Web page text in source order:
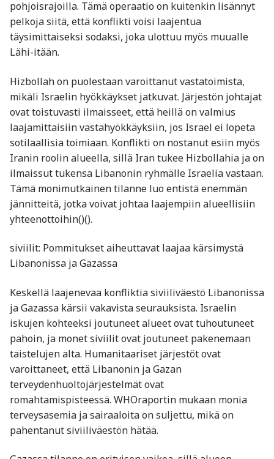
pohjoisrajoilla. Tämä operaatio on kuitenkin lisännyt
pelkoja siitä, että konflikti voisi laajentua
täysimittaiseksi sodaksi, joka ulottuu myös muualle
Lähi-itään.
Hizbollah on puolestaan varoittanut vastatoimista,
mikäli Israelin hyökkäykset jatkuvat. Järjestön johtajat
ovat toistuvasti ilmaisseet, että heillä on valmius
laajamittaisiin vastahyökkäyksiin, jos Israel ei lopeta
sotilaallisia toimiaan. Konflikti on nostanut esiin myös
Iranin roolin alueella, sillä Iran tukee Hizbollahia ja on
ilmaissut tukensa Libanonin ryhmälle Israelia vastaan.
Tämä monimutkainen tilanne luo entistä enemmän
jännitteitä, jotka voivat johtaa laajempiin alueellisiin
yhteenottoihin​()​().
siviilit: Pommitukset aiheuttavat laajaa kärsimystä
Libanonissa ja Gazassa
Keskellä laajenevaa konfliktia siviiliväestö Libanonissa
ja Gazassa kärsii vakavista seurauksista. Israelin
iskujen kohteeksi joutuneet alueet ovat tuhoutuneet
pahoin, ja monet siviilit ovat joutuneet pakenemaan
taistelujen alta. Humanitaariset järjestöt ovat
varoittaneet, että Libanonin ja Gazan
terveydenhuoltojärjestelmät ovat
romahtamispisteessä. WHOraportin mukaan monia
terveysasemia ja sairaaloita on suljettu, mikä on
pahentanut siviiliväestön hätää.